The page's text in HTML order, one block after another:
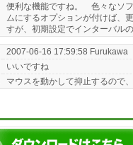
便利な機能ですね。 色々なソ
ムにするオプションが付けば、
すが、初期設定でインターバル
2007-06-16 17:59:58 Furukawa
いいですね
マウスを動かして抑止するので